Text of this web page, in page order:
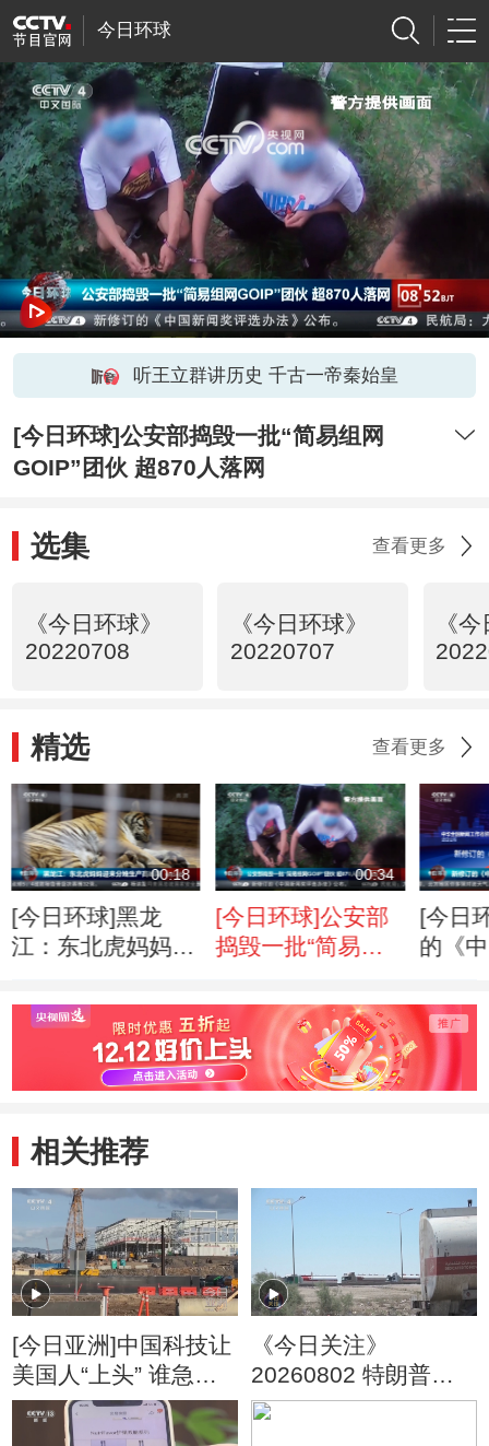
今日环球
网络开小差了，请稍后再试
听王立群讲历史 千古一帝秦始皇
[今日环球]公安部捣毁一批“简易组网
GOIP”团伙 超870人落网
选集 查看更多
《今日环球》
20220708
《今日环球》
20220707
《
精选 查看更多
00:18
[今日环球]黑龙
江：东北虎妈妈迎
00:34
[今日环球]公安部
捣毁一批“简易组
870人落网
[今日
的《
相关推荐
[今日亚洲]中国科技让
美国人“上头” 谁急
了？
《今日关注》
20260802 特朗普叫
停“最大规模”打击 伊